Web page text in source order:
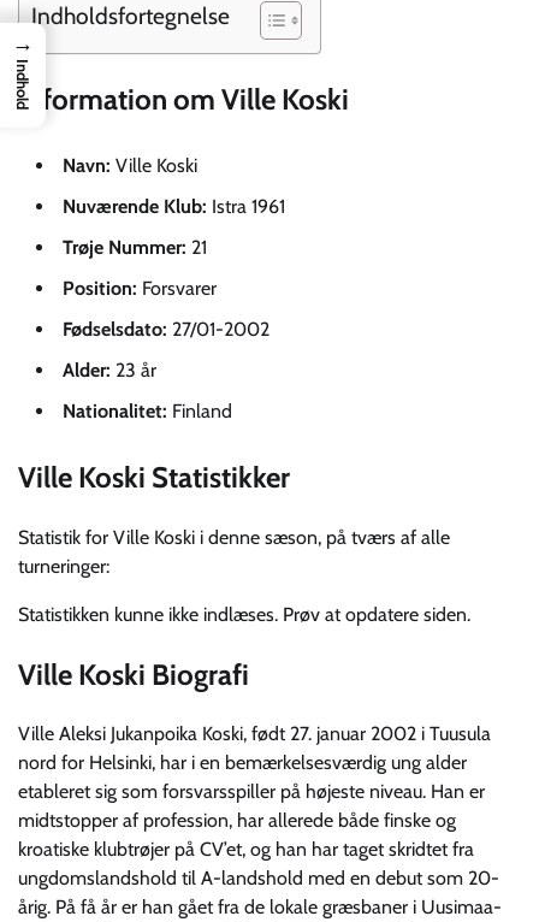
Indholdsfortegnelse
Information om Ville Koski
Navn: Ville Koski
Nuværende Klub: Istra 1961
Trøje Nummer: 21
Position: Forsvarer
Fødselsdato: 27/01-2002
Alder: 23 år
Nationalitet: Finland
Ville Koski Statistikker
Statistik for Ville Koski i denne sæson, på tværs af alle
turneringer:
Statistikken kunne ikke indlæses. Prøv at opdatere siden.
Ville Koski Biografi
Ville Aleksi Jukanpoika Koski, født 27. januar 2002 i Tuusula
nord for Helsinki, har i en bemærkelsesværdig ung alder
etableret sig som forsvarsspiller på højeste niveau. Han er
midtstopper af profession, har allerede både finske og
kroatiske klubtrøjer på CV’et, og han har taget skridtet fra
ungdomslandshold til A-landshold med en debut som 20-
årig. På få år er han gået fra de lokale græsbaner i Uusimaa-
→
Indhold